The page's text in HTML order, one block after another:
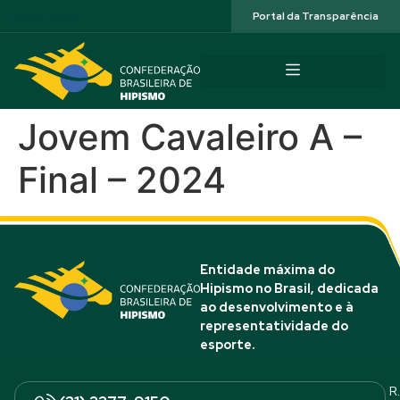
Portal da Transparência
Jovem Cavaleiro A –
Final – 2024
Entidade máxima do
Hipismo no Brasil, dedicada
ao desenvolvimento e à
representatividade do
esporte.
R.